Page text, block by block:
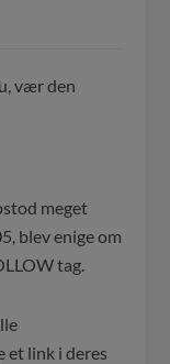
vær den
meget
blev enige om
tag.
et link i deres